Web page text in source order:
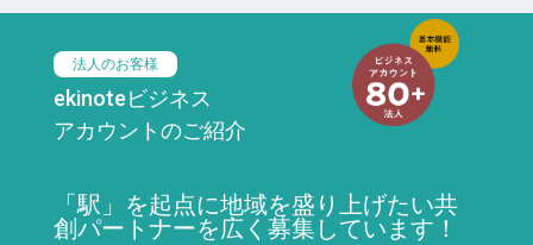
法人のお客様
ekinoteビジネス
アカウントのご紹介
「駅」を起点に地域を盛り上げたい共
創パートナーを広く募集しています！